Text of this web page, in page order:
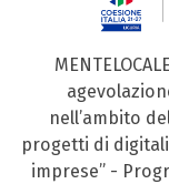
nell’ambito
progetti di
imprese” -